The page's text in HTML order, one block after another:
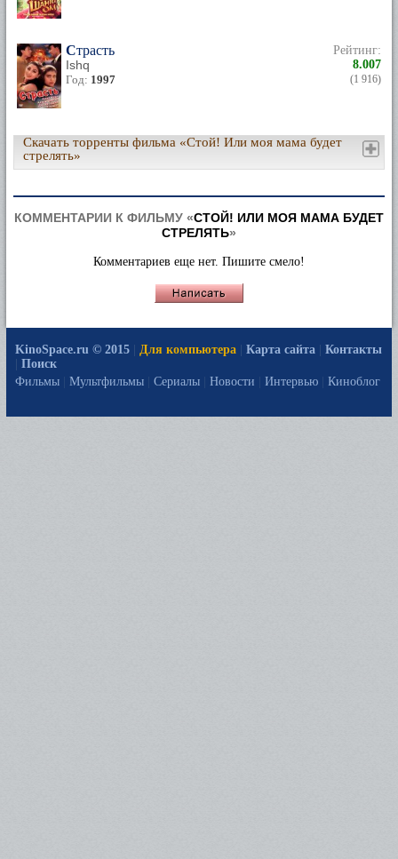
Страсть
Ishq
Год: 1997
Рейтинг:
8.007
(1 916)
Скачать торренты фильма «Стой! Или моя мама будет
стрелять»
КОММЕНТАРИИ К ФИЛЬМУ «СТОЙ! ИЛИ МОЯ МАМА БУДЕТ
СТРЕЛЯТЬ»
Комментариев еще нет. Пишите смело!
KinoSpace.ru © 2015 Для компьютера Карта сайта
Контакты
Поиск
Фильмы
Мультфильмы Сериалы Новости Интервью Киноблог